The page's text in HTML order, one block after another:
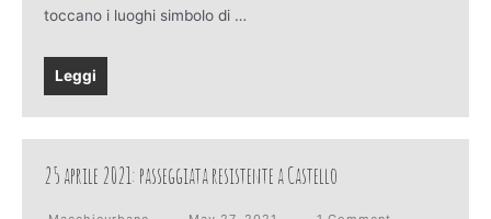
toccano i luoghi simbolo di …
Leggi
25 aprile 2021: passeggiata resistente a Castello